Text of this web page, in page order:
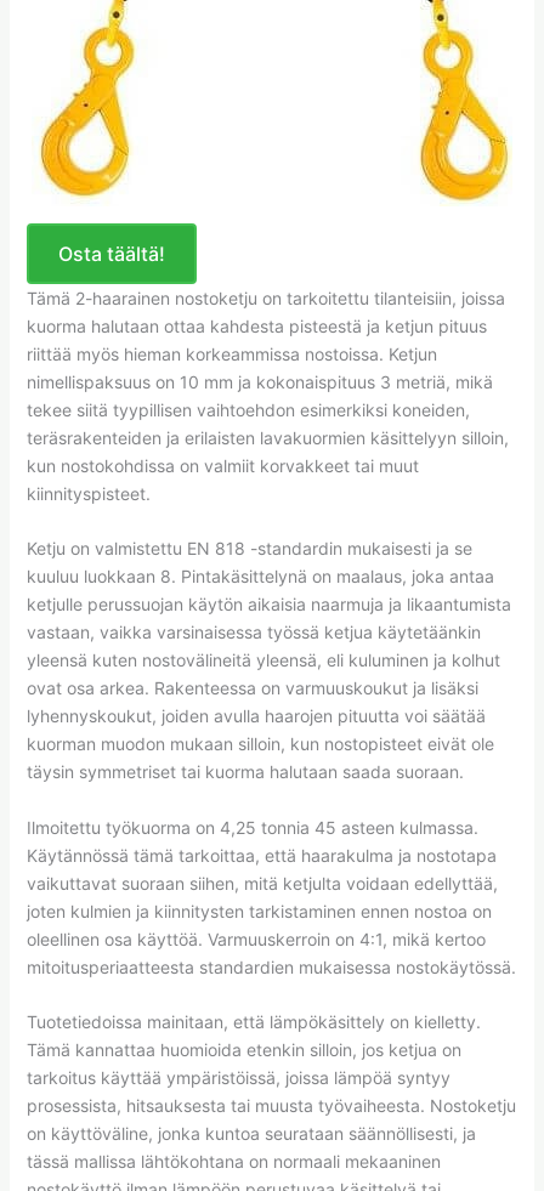
Osta täältä!
Tämä 2-haarainen nostoketju on tarkoitettu tilanteisiin, joissa
kuorma halutaan ottaa kahdesta pisteestä ja ketjun pituus
riittää myös hieman korkeammissa nostoissa. Ketjun
nimellispaksuus on 10 mm ja kokonaispituus 3 metriä, mikä
tekee siitä tyypillisen vaihtoehdon esimerkiksi koneiden,
teräsrakenteiden ja erilaisten lavakuormien käsittelyyn silloin,
kun nostokohdissa on valmiit korvakkeet tai muut
kiinnityspisteet.
Ketju on valmistettu EN 818 -standardin mukaisesti ja se
kuuluu luokkaan 8. Pintakäsittelynä on maalaus, joka antaa
ketjulle perussuojan käytön aikaisia naarmuja ja likaantumista
vastaan, vaikka varsinaisessa työssä ketjua käytetäänkin
yleensä kuten nostovälineitä yleensä, eli kuluminen ja kolhut
ovat osa arkea. Rakenteessa on varmuuskoukut ja lisäksi
lyhennyskoukut, joiden avulla haarojen pituutta voi säätää
kuorman muodon mukaan silloin, kun nostopisteet eivät ole
täysin symmetriset tai kuorma halutaan saada suoraan.
Ilmoitettu työkuorma on 4,25 tonnia 45 asteen kulmassa.
Käytännössä tämä tarkoittaa, että haarakulma ja nostotapa
vaikuttavat suoraan siihen, mitä ketjulta voidaan edellyttää,
joten kulmien ja kiinnitysten tarkistaminen ennen nostoa on
oleellinen osa käyttöä. Varmuuskerroin on 4:1, mikä kertoo
mitoitusperiaatteesta standardien mukaisessa nostokäytössä.
Tuotetiedoissa mainitaan, että lämpökäsittely on kielletty.
Tämä kannattaa huomioida etenkin silloin, jos ketjua on
tarkoitus käyttää ympäristöissä, joissa lämpöä syntyy
prosessista, hitsauksesta tai muusta työvaiheesta. Nostoketju
on käyttöväline, jonka kuntoa seurataan säännöllisesti, ja
tässä mallissa lähtökohtana on normaali mekaaninen